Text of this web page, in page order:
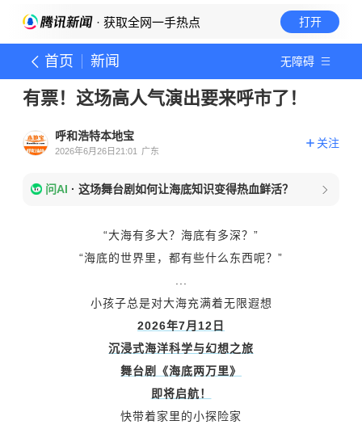
· 获取全网一手热点 打开
首页 新闻 无障碍
有票！这场高人气演出要来呼市了！
呼和浩特本地宝
2026年6月26日21:01 广东
关注
问AI · 这场舞台剧如何让海底知识变得热血鲜活？
“大海有多大？海底有多深？”
“海底的世界里，都有些什么东西呢？”
小孩子总是对大海充满着无限遐想
2026年7月12日
沉浸式海洋科学与幻想之旅
舞台剧《海底两万里》
即将启航！
快带着家里的小探险家